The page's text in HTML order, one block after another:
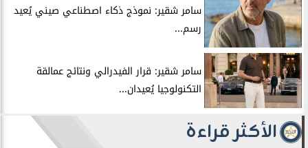
سامر شقير: نموذج ذكاء اصطناعي صيني يُعيد
رسم...
سامر شقير: قرار الفيدرالي ونتائج عمالقة
التكنولوجيا يُعيدان...
الأكثر قراءة